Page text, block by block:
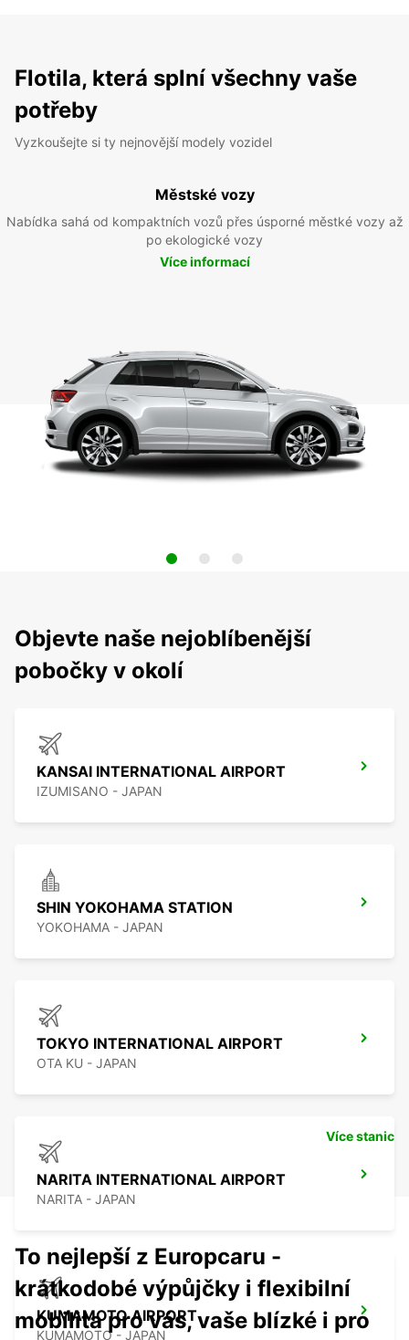
Flotila, která splní všechny vaše
potřeby
Vyzkoušejte si ty nejnovější modely vozidel
Městské vozy
Nabídka sahá od kompaktních vozů přes úsporné městké vozy až
po ekologické vozy
Více informací
Objevte naše nejoblíbenější
pobočky v okolí
KANSAI INTERNATIONAL AIRPORT
IZUMISANO - JAPAN
SHIN YOKOHAMA STATION
YOKOHAMA - JAPAN
TOKYO INTERNATIONAL AIRPORT
OTA KU - JAPAN
NARITA INTERNATIONAL AIRPORT
NARITA - JAPAN
KUMAMOTO AIRPORT
KUMAMOTO - JAPAN
Více stanic
To nejlepší z Europcaru -
krátkodobé výpůjčky i flexibilní
mobilita pro vás, vaše blízké i pro